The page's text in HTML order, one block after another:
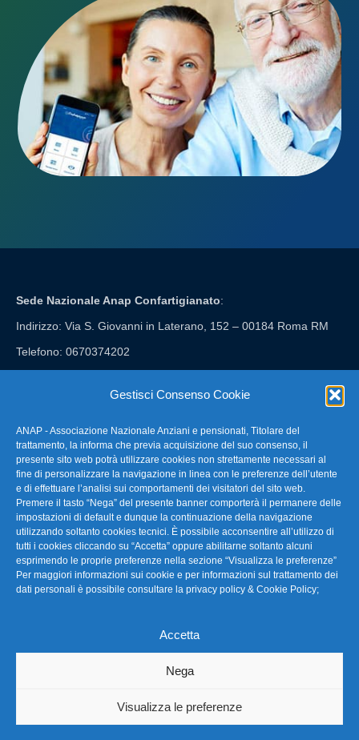
Gestisci Consenso Cookie
ANAP - Associazione Nazionale Anziani e pensionati, Titolare del
trattamento, la informa che previa acquisizione del suo consenso, il
presente sito web potrà utilizzare cookies non strettamente necessari al
fine di personalizzare la navigazione in linea con le preferenze dell’utente
e di effettuare l’analisi sui comportamenti dei visitatori del sito web.
Premere il tasto “Nega” del presente banner comporterà il permanere delle
impostazioni di default e dunque la continuazione della navigazione
utilizzando soltanto cookies tecnici. È possibile acconsentire all’utilizzo di
tutti i cookies cliccando su “Accetta” oppure abilitarne soltanto alcuni
esprimendo le proprie preferenze nella sezione “Visualizza le preferenze”
Per maggiori informazioni sui cookie e per informazioni sul trattamento dei
dati personali è possibile consultare la privacy policy & Cookie Policy;
Accetta
Nega
Visualizza le preferenze
Sede Nazionale Anap Confartigianato:
Indirizzo: Via S. Giovanni in Laterano, 152 – 00184 Roma RM
Telefono: 0670374202
FAQ – Domande Frequenti
La nostra Newsletter
Link Utili
TG Confartigianato
Privacy & Cookie Policy
Seguici